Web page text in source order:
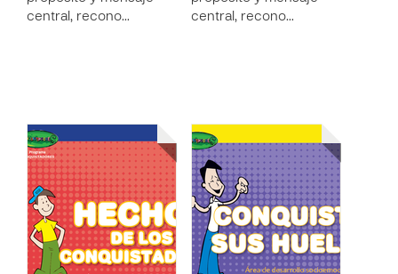
central, recono…
central, recono…